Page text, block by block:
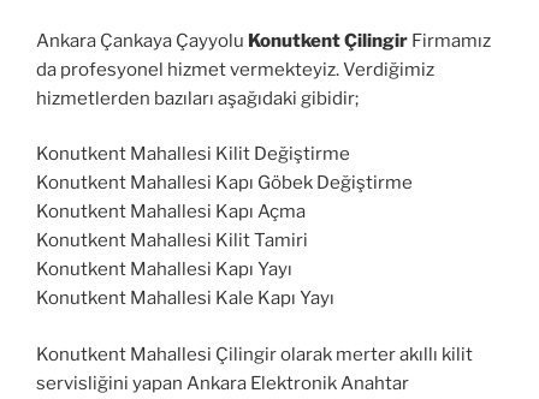
Ankara Çankaya Çayyolu Konutkent Çilingir Firmamız
da profesyonel hizmet vermekteyiz. Verdiğimiz
hizmetlerden bazıları aşağıdaki gibidir;
Konutkent Mahallesi Kilit Değiştirme
Konutkent Mahallesi Kapı Göbek Değiştirme
Konutkent Mahallesi Kapı Açma
Konutkent Mahallesi Kilit Tamiri
Konutkent Mahallesi Kapı Yayı
Konutkent Mahallesi Kale Kapı Yayı
Konutkent Mahallesi Çilingir olarak merter akıllı kilit
servisliğini yapan Ankara Elektronik Anahtar